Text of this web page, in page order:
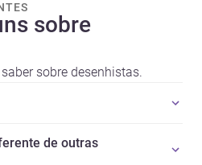
sobre
sobre desenhistas.
de outras